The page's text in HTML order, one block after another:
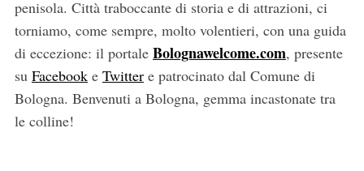
penisola. Città traboccante di storia e di attrazioni, ci
torniamo, come sempre, molto volentieri, con una guida
di eccezione: il portale Bolognawelcome.com, presente
su Facebooke Twittere patrocinato dal Comune di
Bologna. Benvenuti a Bologna, gemma incastonate tra
le colline!